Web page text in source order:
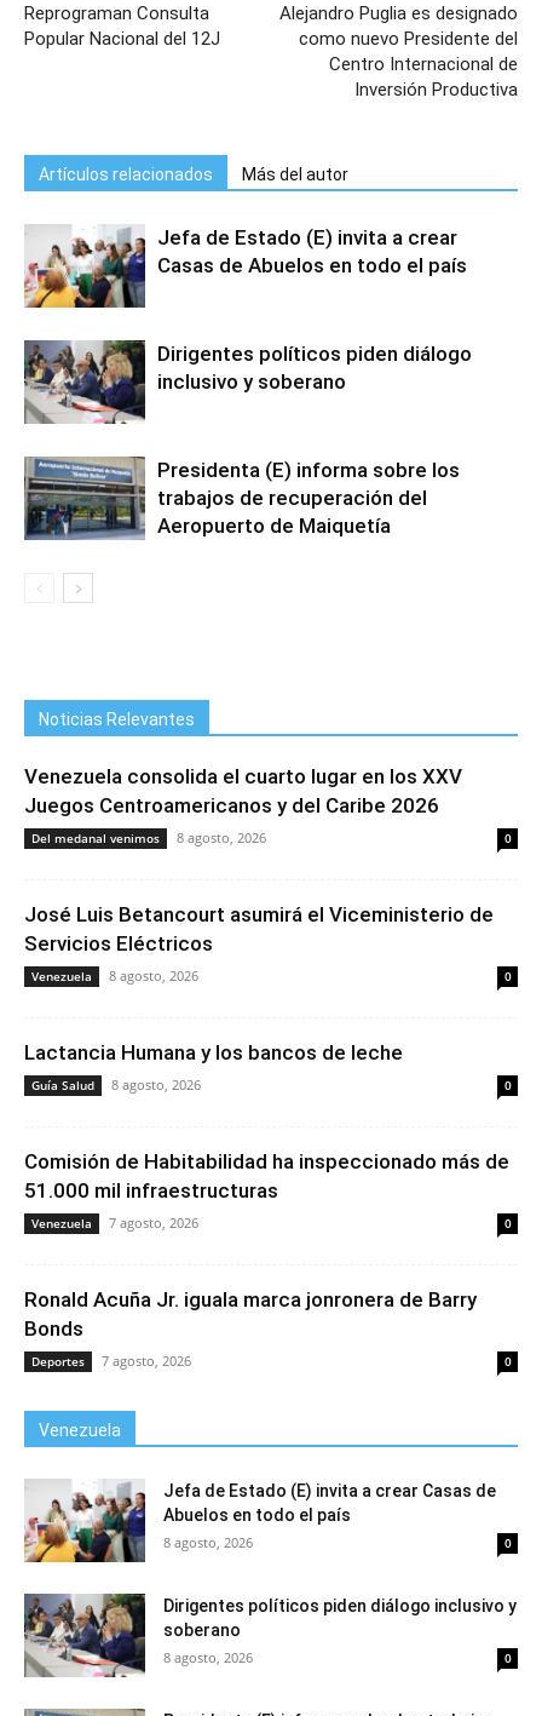
Reprograman Consulta
Popular Nacional del 12J
Alejandro Puglia es designado
como nuevo Presidente del
Centro Internacional de
Inversión Productiva
Artículos relacionados Más del autor
Jefa de Estado (E) invita a crear
Casas de Abuelos en todo el país
Dirigentes políticos piden diálogo
inclusivo y soberano
Presidenta (E) informa sobre los
trabajos de recuperación del
Aeropuerto de Maiquetía
Noticias Relevantes
Venezuela consolida el cuarto lugar en los XXV
Juegos Centroamericanos y del Caribe 2026
Del medanal venimos 8 agosto, 2026 0
José Luis Betancourt asumirá el Viceministerio de
Servicios Eléctricos
Venezuela 8 agosto, 2026 0
Lactancia Humana y los bancos de leche
Guía Salud 8 agosto, 2026 0
Comisión de Habitabilidad ha inspeccionado más de
51.000 mil infraestructuras
Venezuela 7 agosto, 2026 0
Ronald Acuña Jr. iguala marca jonronera de Barry
Bonds
Deportes 7 agosto, 2026 0
Venezuela
Jefa de Estado (E) invita a crear Casas de
Abuelos en todo el país
8 agosto, 2026 0
Dirigentes políticos piden diálogo inclusivo y
soberano
8 agosto, 2026 0